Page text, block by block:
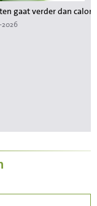
waardevol zijn?
gaat verder dan
afvallen?